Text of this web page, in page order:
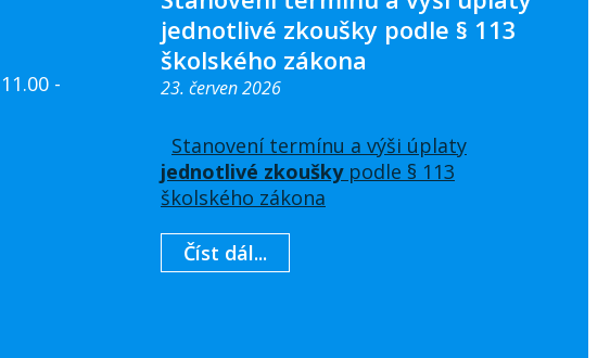
-
jednotlivé zkoušky podle § 113
školského zákona
23. červen 2026
Stanovení termínu a výši úplaty
jednotlivé zkouškypodle § 113
školského zákona
Číst dál...